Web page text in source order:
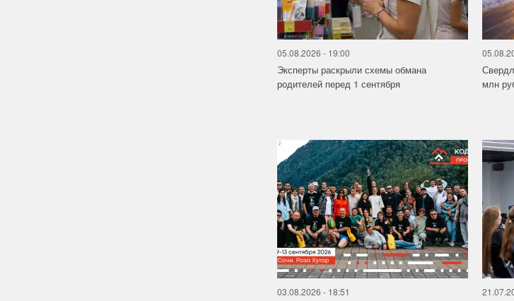
05.08.2026 - 19:00
Эксперты раскрыли схемы обмана
родителей перед 1 сентября
млн
03.08.2026 - 18:51